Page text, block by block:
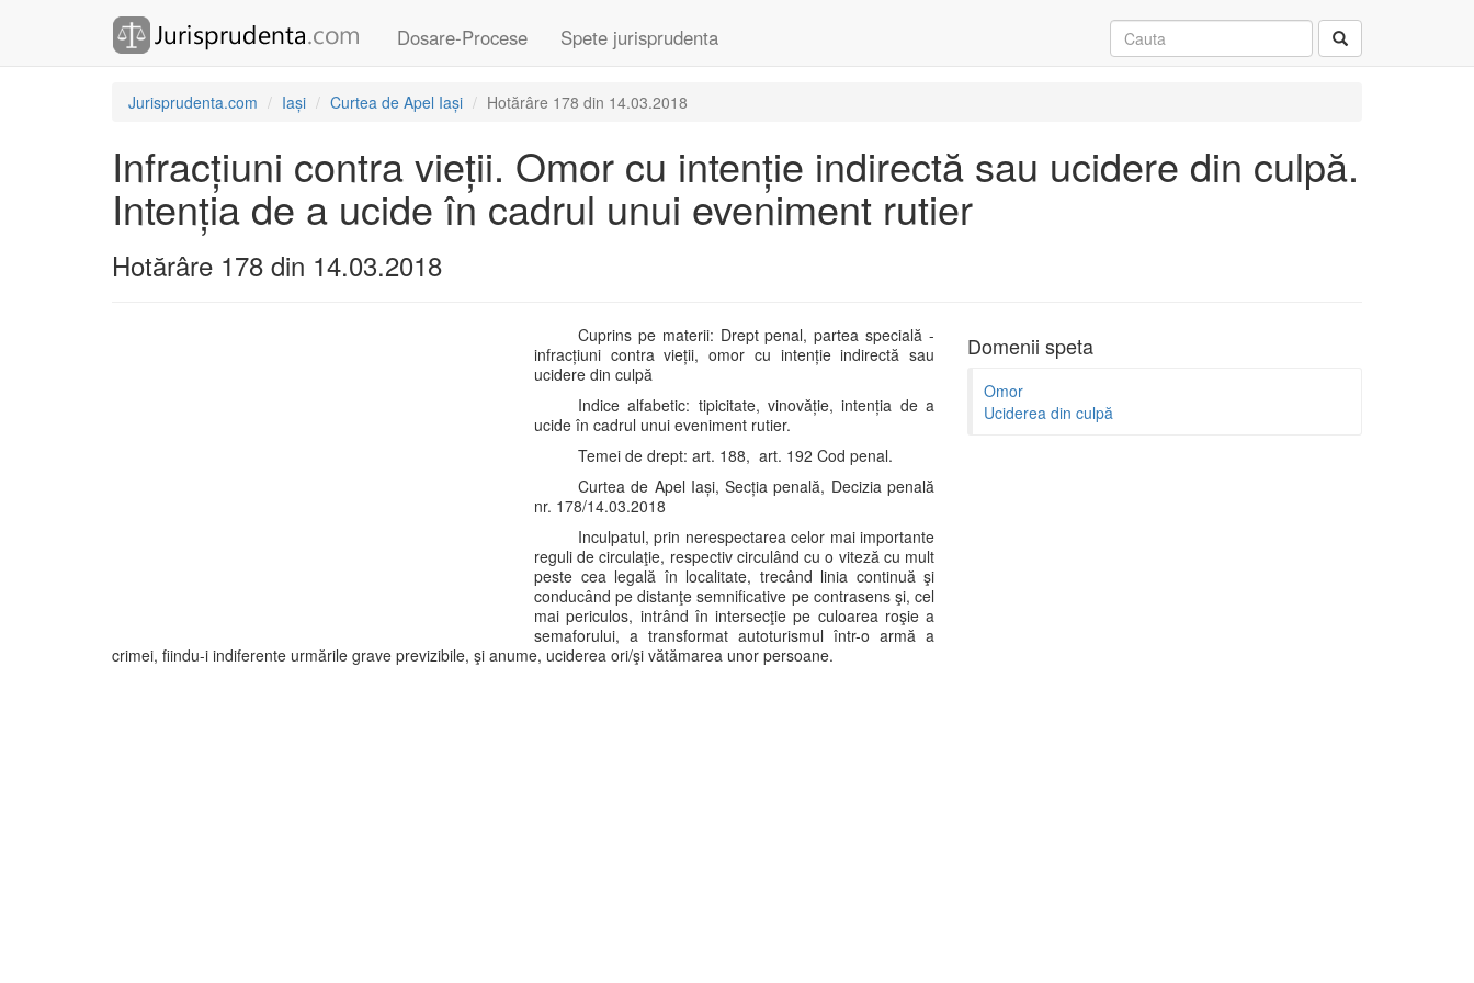
Dosare-Procese Spete jurisprudenta
Jurisprudenta.com Iași Curtea de Apel Iași Hotărâre 178 din 14.03.2018
Infracțiuni contra vieții. Omor cu intenție indirectă sau ucidere din culpă.
Intenția de a ucide în cadrul unui eveniment rutier
Hotărâre 178 din 14.03.2018
Cuprins pe materii: Drept penal, partea specială -
infracțiuni contra vieții, omor cu intenție indirectă sau
ucidere din culpă
Indice alfabetic: tipicitate, vinovăție, intenția de a
ucide în cadrul unui eveniment rutier.
Temei de drept: art. 188, art. 192 Cod penal.
Curtea de Apel Iași, Secția penală, Decizia penală
nr. 178/14.03.2018
Inculpatul, prin nerespectarea celor mai importante
reguli de circulaţie, respectiv circulând cu o viteză cu mult
peste cea legală în localitate, trecând linia continuă şi
conducând pe distanţe semnificative pe contrasens şi, cel
mai periculos, intrând în intersecţie pe culoarea roşie a
semaforului, a transformat autoturismul într-o armă a
crimei, fiindu-i indiferente urmările grave previzibile, şi anume, uciderea ori/şi vătămarea unor persoane.
Domenii speta
Omor
Uciderea din culpă